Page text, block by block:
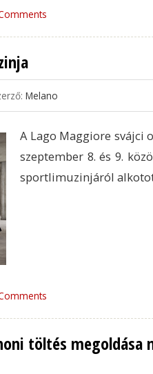
Melano
A Lago Maggiore svájci
szeptember 8. és 9.
sportlimuzinjáról
töltés